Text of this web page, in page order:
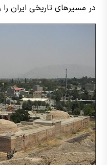
در مسیرهای تاریخی ایران